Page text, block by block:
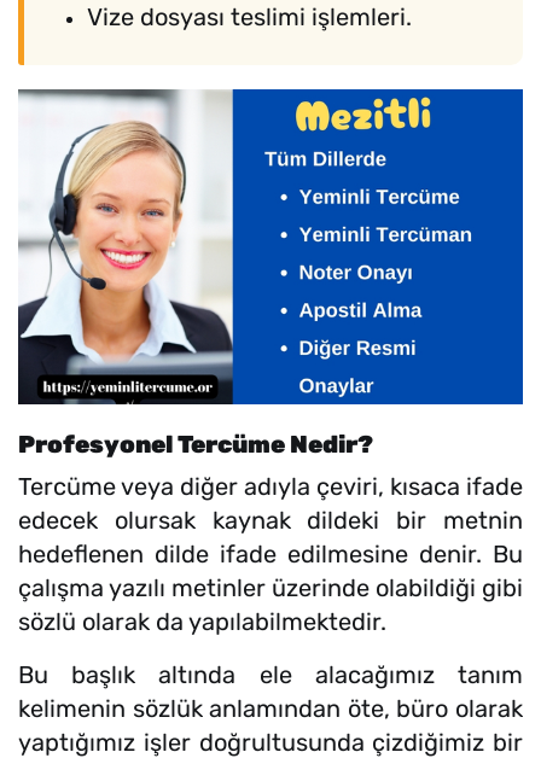
Vize dosyası teslimi işlemleri.
Profesyonel Tercüme Nedir?
Tercüme veya diğer adıyla çeviri, kısaca ifade
edecek olursak kaynak dildeki bir metnin
hedeflenen dilde ifade edilmesine denir. Bu
çalışma yazılı metinler üzerinde olabildiği gibi
sözlü olarak da yapılabilmektedir.
Bu başlık altında ele alacağımız tanım
kelimenin sözlük anlamından öte, büro olarak
yaptığımız işler doğrultusunda çizdiğimiz bir